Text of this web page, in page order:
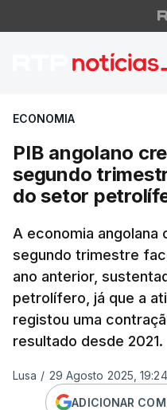
PIB
ECONOMIA
PIB angolano
segundo
do setor
A economia angolana
segundo trimestre
ano anterior,
petrolífero, já que a
registou uma
resultado desde 2021.
Lusa / 29 Agosto 2025, 19:24
ADICIONAR